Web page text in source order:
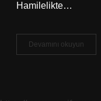
Hamilelikte…
Devamını okuyun
Adet